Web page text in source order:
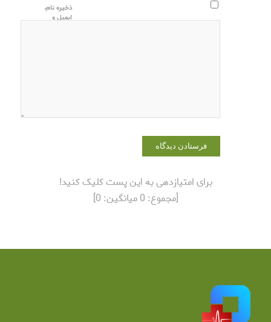
ذخیره نام،
ایمیل و
برای امتیازدهی به این پست کلیک کنید!
[مجموع: 0میانگین: 0
]